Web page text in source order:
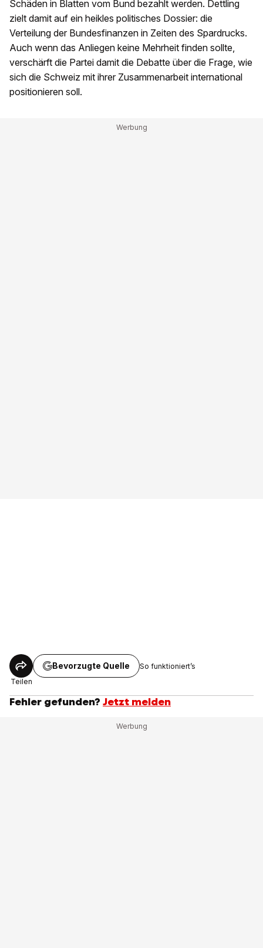
Schäden in Blatten vom Bund bezahlt werden. Dettling
zielt damit auf ein heikles politisches Dossier: die
Verteilung der Bundesfinanzen in Zeiten des Spardrucks.
Auch wenn das Anliegen keine Mehrheit finden sollte,
verschärft die Partei damit die Debatte über die Frage, wie
sich die Schweiz mit ihrer Zusammenarbeit international
positionieren soll.
Teilen
Bevorzugte Quelle So funktioniert’s
Fehler gefunden? Jetzt melden